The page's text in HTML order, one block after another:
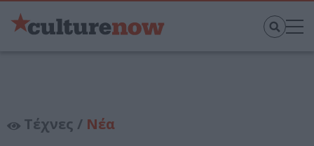
Τέχνες / Νέα